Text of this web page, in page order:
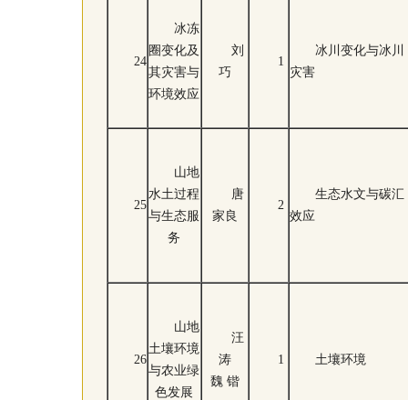
24
冰冻
圈变化及
其灾害与
环境效应
刘
巧
1
冰川变化与冰川
灾害
25
山地
水土过程
与生态服
务
唐
家良
2
生态水文与碳汇
效应
26
山地
土壤环境
与农业绿
色发展
汪
涛
魏 锴
1 土壤环境